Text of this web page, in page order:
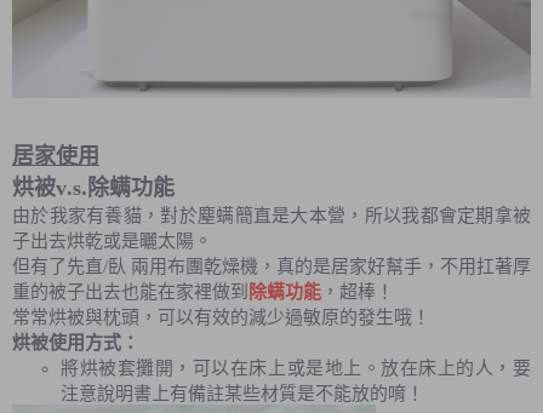
居家使用
烘被v.s.除螨功能
由於我家有養貓，對於塵螨簡直是大本營，所以我都會定期拿被
子出去烘乾或是曬太陽。
但有了先直/臥 兩用布團乾燥機，真的是居家好幫手，不用扛著厚
重的被子出去也能在家裡做到 除螨功能 ，超棒！
常常烘被與枕頭，可以有效的減少過敏原的發生哦！
烘被使用方式：
將烘被套攤開，可以在床上或是地上。放在床上的人，要
注意說明書上有備註某些材質是不能放的唷！